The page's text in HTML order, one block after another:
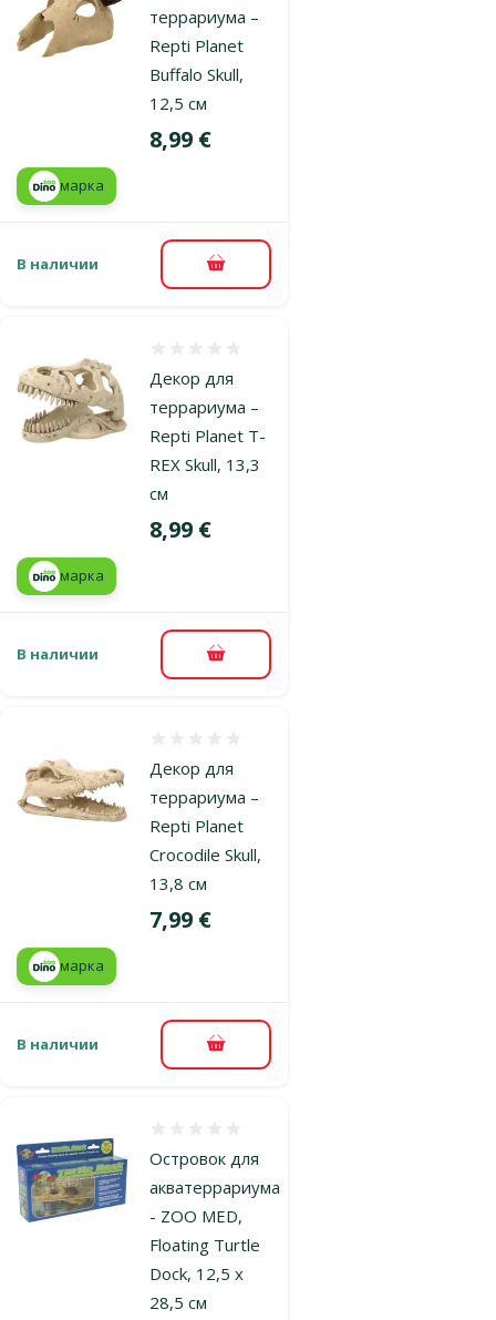
террариума –
Repti Planet
Buffalo Skull,
12,5 см
Цена
8,99 €
марка
В наличии В корзину
Декор для
террариума –
Repti Planet T-
REX Skull, 13,3
см
Цена
8,99 €
марка
В наличии В корзину
Декор для
террариума –
Repti Planet
Crocodile Skull,
13,8 см
Цена
7,99 €
марка
В наличии В корзину
Островок для
акватеррариума
- ZOO MED,
Floating Turtle
Dock, 12,5 x
28,5 см